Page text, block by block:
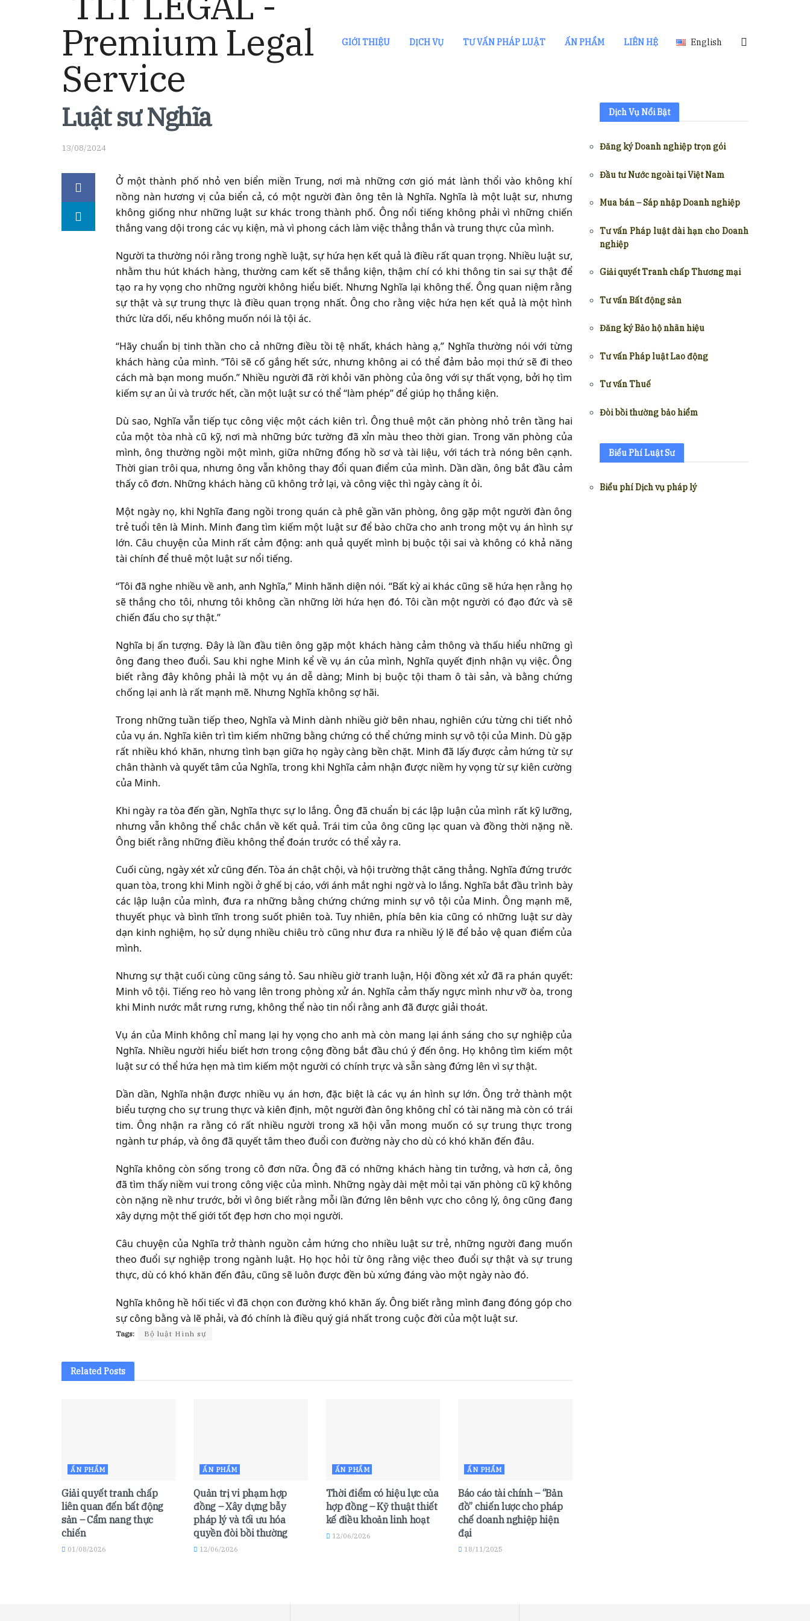
GIỚI THIỆU DỊCH VỤ TƯ VẤN PHÁP LUẬT ẤN PHẨM LIÊN HỆ English
Luật sư Nghĩa
13/08/2024
Ở một thành phố nhỏ ven biển miền Trung, nơi mà những cơn gió mát lành thổi vào không khí
nồng nàn hương vị của biển cả, có một người đàn ông tên là Nghĩa. Nghĩa là một luật sư, nhưng
không giống như những luật sư khác trong thành phố. Ông nổi tiếng không phải vì những chiến
thắng vang dội trong các vụ kiện, mà vì phong cách làm việc thẳng thắn và trung thực của mình.
Người ta thường nói rằng trong nghề luật, sự hứa hẹn kết quả là điều rất quan trọng. Nhiều luật sư,
nhằm thu hút khách hàng, thường cam kết sẽ thắng kiện, thậm chí có khi thông tin sai sự thật để
tạo ra hy vọng cho những người không hiểu biết. Nhưng Nghĩa lại không thế. Ông quan niệm rằng
sự thật và sự trung thực là điều quan trọng nhất. Ông cho rằng việc hứa hẹn kết quả là một hình
thức lừa dối, nếu không muốn nói là tội ác.
“Hãy chuẩn bị tinh thần cho cả những điều tồi tệ nhất, khách hàng ạ,” Nghĩa thường nói với từng
khách hàng của mình. “Tôi sẽ cố gắng hết sức, nhưng không ai có thể đảm bảo mọi thứ sẽ đi theo
cách mà bạn mong muốn.” Nhiều người đã rời khỏi văn phòng của ông với sự thất vọng, bởi họ tìm
kiếm sự an ủi và trước hết, cần một luật sư có thể “làm phép” để giúp họ thắng kiện.
Dù sao, Nghĩa vẫn tiếp tục công việc một cách kiên trì. Ông thuê một căn phòng nhỏ trên tầng hai
của một tòa nhà cũ kỹ, nơi mà những bức tường đã xỉn màu theo thời gian. Trong văn phòng của
mình, ông thường ngồi một mình, giữa những đống hồ sơ và tài liệu, với tách trà nóng bên cạnh.
Thời gian trôi qua, nhưng ông vẫn không thay đổi quan điểm của mình. Dần dần, ông bắt đầu cảm
thấy cô đơn. Những khách hàng cũ không trở lại, và công việc thì ngày càng ít ỏi.
Một ngày nọ, khi Nghĩa đang ngồi trong quán cà phê gần văn phòng, ông gặp một người đàn ông
trẻ tuổi tên là Minh. Minh đang tìm kiếm một luật sư để bào chữa cho anh trong một vụ án hình sự
lớn. Câu chuyện của Minh rất cảm động: anh quả quyết mình bị buộc tội sai và không có khả năng
tài chính để thuê một luật sư nổi tiếng.
“Tôi đã nghe nhiều về anh, anh Nghĩa,” Minh hãnh diện nói. “Bất kỳ ai khác cũng sẽ hứa hẹn rằng họ
sẽ thắng cho tôi, nhưng tôi không cần những lời hứa hẹn đó. Tôi cần một người có đạo đức và sẽ
chiến đấu cho sự thật.”
Nghĩa bị ấn tượng. Đây là lần đầu tiên ông gặp một khách hàng cảm thông và thấu hiểu những gì
ông đang theo đuổi. Sau khi nghe Minh kể về vụ án của mình, Nghĩa quyết định nhận vụ việc. Ông
biết rằng đây không phải là một vụ án dễ dàng; Minh bị buộc tội tham ô tài sản, và bằng chứng
chống lại anh là rất mạnh mẽ. Nhưng Nghĩa không sợ hãi.
Trong những tuần tiếp theo, Nghĩa và Minh dành nhiều giờ bên nhau, nghiên cứu từng chi tiết nhỏ
của vụ án. Nghĩa kiên trì tìm kiếm những bằng chứng có thể chứng minh sự vô tội của Minh. Dù gặp
rất nhiều khó khăn, nhưng tình bạn giữa họ ngày càng bền chặt. Minh đã lấy được cảm hứng từ sự
chân thành và quyết tâm của Nghĩa, trong khi Nghĩa cảm nhận được niềm hy vọng từ sự kiên cường
của Minh.
Khi ngày ra tòa đến gần, Nghĩa thực sự lo lắng. Ông đã chuẩn bị các lập luận của mình rất kỹ lưỡng,
nhưng vẫn không thể chắc chắn về kết quả. Trái tim của ông cũng lạc quan và đồng thời nặng nề.
Ông biết rằng những điều không thể đoán trước có thể xảy ra.
Cuối cùng, ngày xét xử cũng đến. Tòa án chật chội, và hội trường thật căng thẳng. Nghĩa đứng trước
quan tòa, trong khi Minh ngồi ở ghế bị cáo, với ánh mắt nghi ngờ và lo lắng. Nghĩa bắt đầu trình bày
các lập luận của mình, đưa ra những bằng chứng chứng minh sự vô tội của Minh. Ông mạnh mẽ,
thuyết phục và bình tĩnh trong suốt phiên toà. Tuy nhiên, phía bên kia cũng có những luật sư dày
dạn kinh nghiệm, họ sử dụng nhiều chiêu trò cũng như đưa ra nhiều lý lẽ để bảo vệ quan điểm của
mình.
Nhưng sự thật cuối cùng cũng sáng tỏ. Sau nhiều giờ tranh luận, Hội đồng xét xử đã ra phán quyết:
Minh vô tội. Tiếng reo hò vang lên trong phòng xử án. Nghĩa cảm thấy ngực mình như vỡ òa, trong
khi Minh nước mắt rưng rưng, không thể nào tin nổi rằng anh đã được giải thoát.
Vụ án của Minh không chỉ mang lại hy vọng cho anh mà còn mang lại ánh sáng cho sự nghiệp của
Nghĩa. Nhiều người hiểu biết hơn trong cộng đồng bắt đầu chú ý đến ông. Họ không tìm kiếm một
luật sư có thể hứa hẹn mà tìm kiếm một người có chính trực và sẵn sàng đứng lên vì sự thật.
Dần dần, Nghĩa nhận được nhiều vụ án hơn, đặc biệt là các vụ án hình sự lớn. Ông trở thành một
biểu tượng cho sự trung thực và kiên định, một người đàn ông không chỉ có tài năng mà còn có trái
tim. Ông nhận ra rằng có rất nhiều người trong xã hội vẫn mong muốn có sự trung thực trong
ngành tư pháp, và ông đã quyết tâm theo đuổi con đường này cho dù có khó khăn đến đâu.
Nghĩa không còn sống trong cô đơn nữa. Ông đã có những khách hàng tin tưởng, và hơn cả, ông
đã tìm thấy niềm vui trong công việc của mình. Những ngày dài mệt mỏi tại văn phòng cũ kỹ không
còn nặng nề như trước, bởi vì ông biết rằng mỗi lần đứng lên bênh vực cho công lý, ông cũng đang
xây dựng một thế giới tốt đẹp hơn cho mọi người.
Câu chuyện của Nghĩa trở thành nguồn cảm hứng cho nhiều luật sư trẻ, những người đang muốn
theo đuổi sự nghiệp trong ngành luật. Họ học hỏi từ ông rằng việc theo đuổi sự thật và sự trung
thực, dù có khó khăn đến đâu, cũng sẽ luôn được đền bù xứng đáng vào một ngày nào đó.
Nghĩa không hề hối tiếc vì đã chọn con đường khó khăn ấy. Ông biết rằng mình đang đóng góp cho
sự công bằng và lẽ phải, và đó chính là điều quý giá nhất trong cuộc đời của một luật sư.
Tags: Bộ luật Hình sự
RelatedPosts
ẤN PHẨM
Giải quyết tranh chấp
liên quan đến bất động
sản – Cẩm nang thực
chiến
01/08/2026
ẤN PHẨM
Quản trị vi phạm hợp
đồng – Xây dựng bẫy
pháp lý và tối ưu hóa
quyền đòi bồi thường
12/06/2026
ẤN PHẨM
Thời điểm có hiệu lực của
hợp đồng – Kỹ thuật thiết
kế điều khoản linh hoạt
12/06/2026
ẤN PHẨM
Báo cáo tài chính – “Bản
đồ” chiến lược cho pháp
chế doanh nghiệp hiện
đại
18/11/2025
Dịch Vụ Nổi Bật
Đăng ký Doanh nghiệp trọn gói
Đầu tư Nước ngoài tại Việt Nam
Mua bán – Sáp nhập Doanh nghiệp
Tư vấn Pháp luật dài hạn cho Doanh
nghiệp
Giải quyết Tranh chấp Thương mại
Tư vấn Bất động sản
Đăng ký Bảo hộ nhãn hiệu
Tư vấn Pháp luật Lao động
Tư vấn Thuế
Đòi bồi thường bảo hiểm
Biểu Phí Luật Sư
Biểu phí Dịch vụ pháp lý